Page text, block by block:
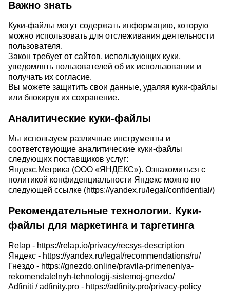
Важно знать
Куки-файлы могут содержать информацию, которую
можно использовать для отслеживания деятельности
пользователя.
Закон требует от сайтов, использующих куки,
уведомлять пользователей об их использовании и
получать их согласие.
Вы можете защитить свои данные, удаляя куки-файлы
или блокируя их сохранение.
Аналитические куки-файлы
Мы используем различные инструменты и
соответствующие аналитические куки-файлы
следующих поставщиков услуг:
Яндекс.Метрика (ООО «ЯНДЕКС»). Ознакомиться с
политикой конфиденциальности Яндекс можно по
следующей ссылке (https://yandex.ru/legal/confidential/)
Рекомендательные технологии. Куки-
файлы для маркетинга и таргетинга
Relap - https://relap.io/privacy/recsys-description
Яндекс - https://yandex.ru/legal/recommendations/ru/
Гнездо - https://gnezdo.online/pravila-primeneniya-
rekomendatelnyh-tehnologij-sistemoj-gnezdo/
Adfiniti / adfinity.pro - https://adfinity.pro/privacy-policy